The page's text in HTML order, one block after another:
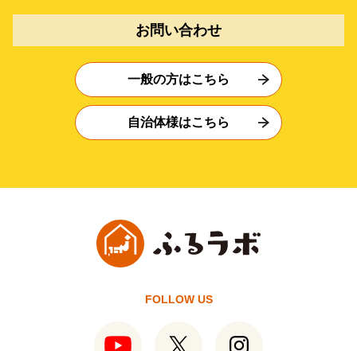
お問い合わせ
一般の方はこちら
自治体様はこちら
FOLLOW US